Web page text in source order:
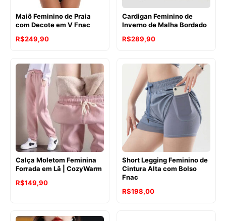
Maiô Feminino de Praia
com Decote em V Fnac
R$249,90
Cardigan Feminino de
Inverno de Malha Bordado
R$289,90
Calça Moletom Feminina
Forrada em Lã | CozyWarm
R$149,90
Short Legging Feminino de
Cintura Alta com Bolso
Fnac
R$198,00